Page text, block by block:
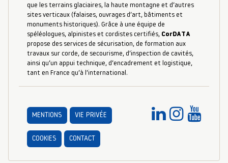
que les terrains glaciaires, la haute montagne et d’autres
sites verticaux (falaises, ouvrages d’art, bâtiments et
monuments historiques). Grâce à une équipe de
spéléologues, alpinistes et cordistes certifiés, CorDATA
propose des services de sécurisation, de formation aux
travaux sur corde, de secourisme, d’inspection de cavités,
ainsi qu’un appui technique, d’encadrement et logistique,
tant en France qu’à l’international.
MENTIONS VIE PRIVÉE
COOKIES CONTACT